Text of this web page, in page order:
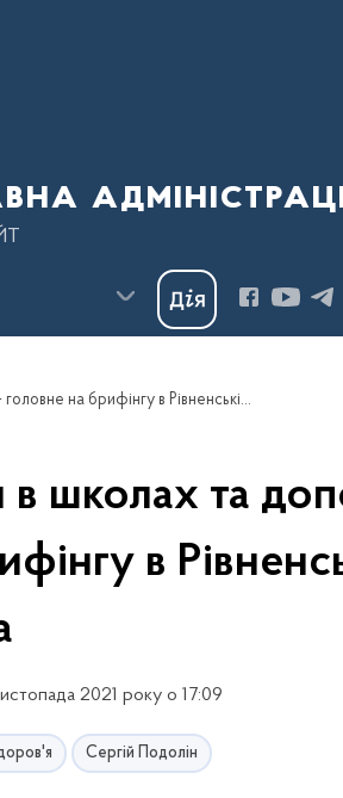
Вакцинація держслужбовців, навчання в школах та допомога видачі COVID-сертифікатів – головне на брифінгу в Рівненській ОДА 8 листопада
школах та
в
2021 року о 17:09
Сергій Подолін